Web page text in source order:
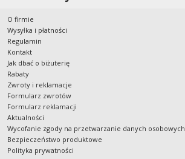
O firmie
Wysyłka i płatności
Regulamin
Kontakt
Jak dbać o biżuterię
Rabaty
Zwroty i reklamacje
Formularz zwrotów
Formularz reklamacji
Aktualności
Wycofanie zgody na przetwarzanie danych osobowych
Bezpieczeństwo produktowe
Polityka prywatności